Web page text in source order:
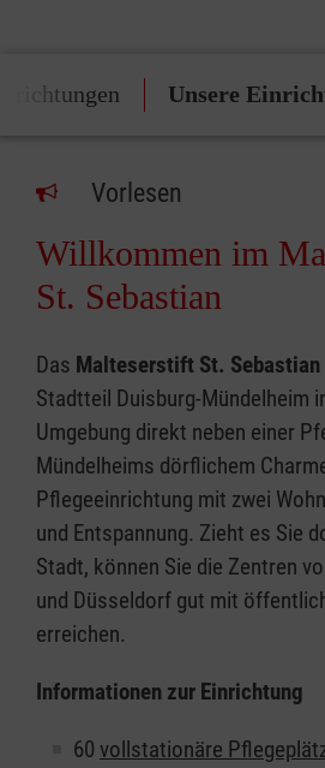
Unsere
Vorlesen
Willkommen im
St. Sebastian
Das Malteserstift St. Sebastian
Stadtteil Duisburg-Mündelheim
Umgebung direkt neben einer
Mündelheims dörflichem
Pflegeeinrichtung mit zwei
und Entspannung. Zieht es Sie
Stadt, können Sie die Zentren
und Düsseldorf gut mit
erreichen.
Informationen zur Einrichtung
60 vollstationäre